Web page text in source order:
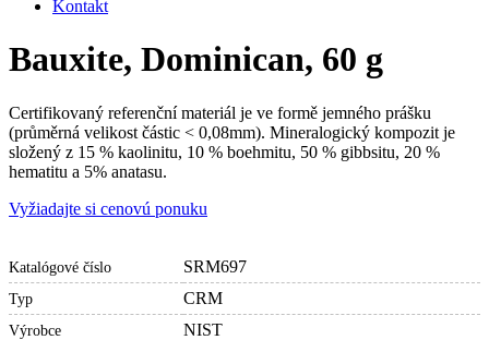
Kontakt
Bauxite, Dominican, 60 g
Certifikovaný referenční materiál je ve formě jemného prášku
(průměrná velikost částic < 0,08mm). Mineralogický kompozit je
složený z 15 % kaolinitu, 10 % boehmitu, 50 % gibbsitu, 20 %
hematitu a 5% anatasu.
Vyžiadajte si cenovú ponuku
Katalógové číslo SRM697
Typ CRM
Výrobce NIST